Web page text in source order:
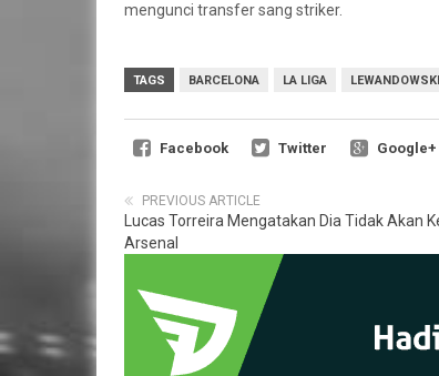
mengunci transfer sang striker.
TAGS BARCELONA LA LIGA LEWANDOWSKI
Facebook Twitter Google+
PREVIOUS ARTICLE
Lucas Torreira Mengatakan Dia Tidak Akan
Arsenal